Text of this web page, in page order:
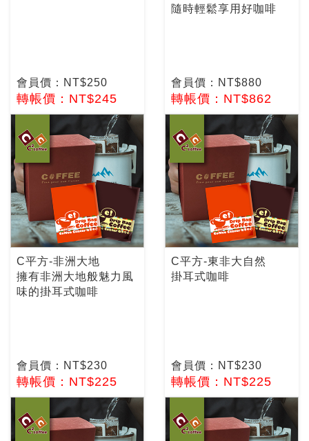
會員價：NT$250
轉帳價：NT$245
隨時輕鬆享用好咖啡
會員價：NT$880
轉帳價：NT$862
C平方-非洲大地
擁有非洲大地般魅力風
味的掛耳式咖啡
會員價：NT$230
轉帳價：NT$225
C平方-東非大自然
掛耳式咖啡
會員價：NT$230
轉帳價：NT$225